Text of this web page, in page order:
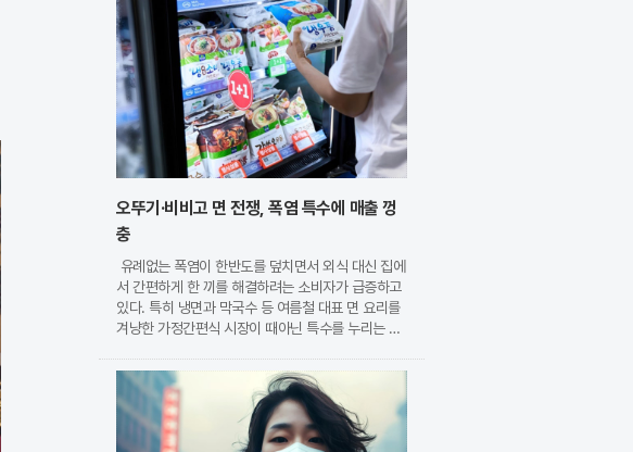
오뚜기·비비고 면 전쟁, 폭염 특수에 매출 껑
충
유례없는 폭염이 한반도를 덮치면서 외식 대신 집에
서 간편하게 한 끼를 해결하려는 소비자가 급증하고
있다. 특히 냉면과 막국수 등 여름철 대표 면 요리를
겨냥한 가정간편식 시장이 때아닌 특수를 누리는 모
현한 고품질 제품을 앞세워 시장 점유율 확대에 박차
를 가하고